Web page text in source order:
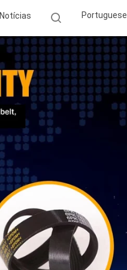
Notícias Portuguese